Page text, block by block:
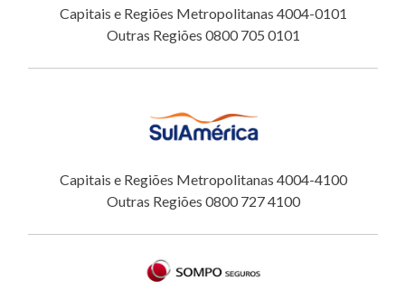
Capitais e Regiões Metropolitanas 4004-0101
Outras Regiões 0800 705 0101
Capitais e Regiões Metropolitanas 4004-4100
Outras Regiões 0800 727 4100